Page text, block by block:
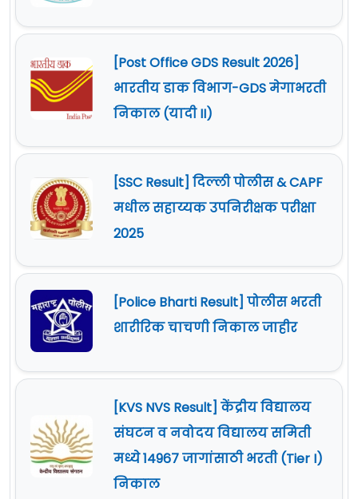
[Post Office GDS Result 2026]
भारतीय डाक विभाग-GDS मेगाभरती
निकाल (यादी II)
[SSC Result] दिल्ली पोलीस & CAPF
मधील सहाय्यक उपनिरीक्षक परीक्षा
2025
[Police Bharti Result] पोलीस भरती
शारीरिक चाचणी निकाल जाहीर
[KVS NVS Result] केंद्रीय विद्यालय
संघटन व नवोदय विद्यालय समिती
मध्ये 14967 जागांसाठी भरती (Tier I)
निकाल